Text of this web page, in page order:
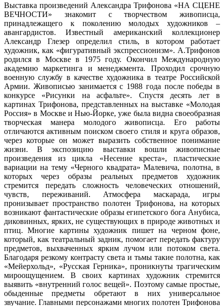
Выставка произведений Александра Трифонова «НА СЦЕНЕ
ВЕЧНОСТИ» знакомит с творчеством живописца,
принадлежащего к поколению молодых художников –
авангардистов. Известный американский коллекционер
Александр Глезер определил стиль, в котором работает
художник, как «фигуративный экспрессионизм». А.Трифонов
родился в Москве в 1975 году. Окончил Международную
академию маркетинга и менеджмента. Проходил срочную
военную службу в качестве художника в театре Российской
Армии. Живописью занимается с 1988 года после победы в
конкурсе «Рисунки на асфальте». Спустя десять лет в
картинах Трифонова, представленных на выставке «Молодая
Россия» в Москве и Нью-Йорке, уже была видна своеобразная
творческая манера молодого живописца. Его работы
отличаются активным поиском своего стиля и круга образов,
через которые он может выразить собственное понимание
жизни. В экспозицию выставки вошли живописные
произведения из цикла «Несение креста», пластические
вариации на тему «Черного квадрата» Малевича, полотна, в
которых через образы реальных предметов художник
стремится передать сложность человеческих отношений,
чувств, переживаний. Атмосфера маскарада, игры
пронизывает пространство полотен Трифонова, на которых
возникают фантастические образы египетского бога Анубиса,
диковинных, ярких, не существующих в природе животных и
птиц. Многие картины художник пишет на черном фоне,
который, как театральный задник, помогает передать фактуру
предметов, выхваченных ярким лучом или потоком света.
Благодаря резкому контрасту света и тьмы такие полотна, как
«Мейерхольд», «Русская Герника», проникнуты трагическим
мироощущением. В своих картинах художник стремится
выявить «внутренний голос вещей». Поэтому самые простые,
обыденные предметы обретают в них универсальное
звучание. Главными персонажами многих полотен Трифонова